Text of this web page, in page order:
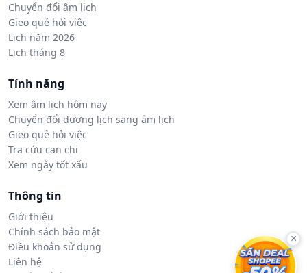
Chuyển đổi âm lịch
Gieo quẻ hỏi việc
Lịch năm 2026
Lịch tháng 8
Tính năng
Xem âm lịch hôm nay
Chuyển đổi dương lịch sang âm lịch
Gieo quẻ hỏi việc
Tra cứu can chi
Xem ngày tốt xấu
Thông tin
Giới thiệu
Chính sách bảo mật
Điều khoản sử dụng
Liên hệ
×